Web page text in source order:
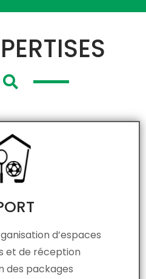
d’espaces
et de réception
des packages